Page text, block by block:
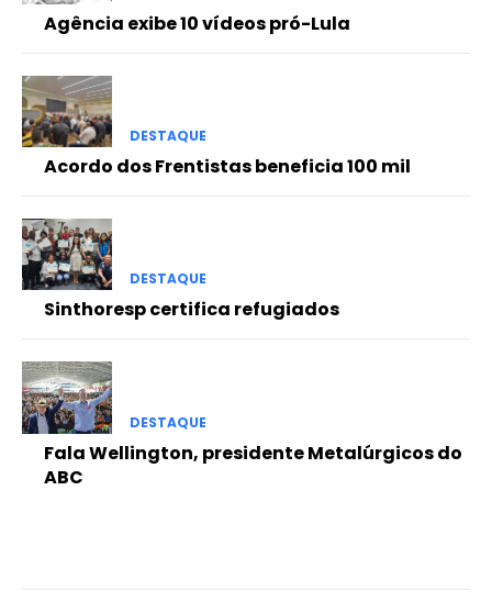
Agência exibe 10 vídeos pró-Lula
DESTAQUE
Acordo dos Frentistas beneficia 100 mil
DESTAQUE
Sinthoresp certifica refugiados
DESTAQUE
Fala Wellington, presidente Metalúrgicos do
ABC